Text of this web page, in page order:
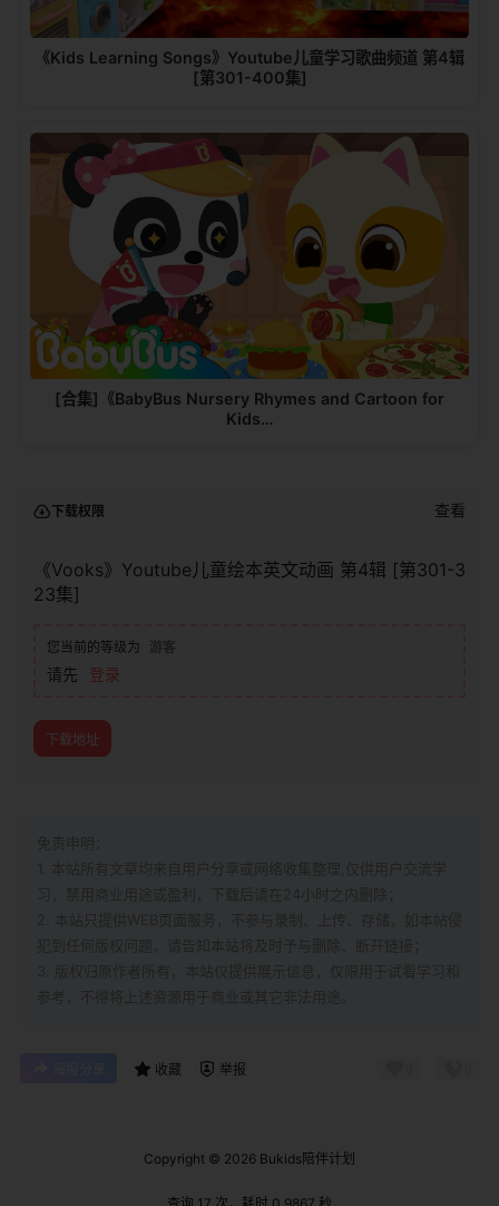
《Kids Learning Songs》Youtube儿童学习歌曲频道 第4辑
[第301-400集]
[合集]《BabyBus Nursery Rhymes and Cartoon for
Kids…
下载权限 查看
《Vooks》Youtube儿童绘本英文动画 第4辑 [第301-3
23集]
您当前的等级为 游客
请先 登录
下载地址
收藏 举报
Copyright © 2026 Bukids陪伴计划